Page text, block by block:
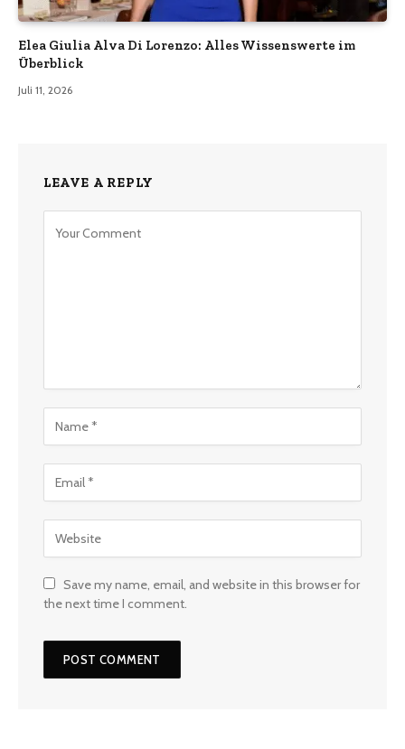
Elea Giulia Alva Di Lorenzo: Alles Wissenswerte im
Überblick
Juli 11, 2026
LEAVE A REPLY
Save my name, email, and website in this browser for
the next time I comment.